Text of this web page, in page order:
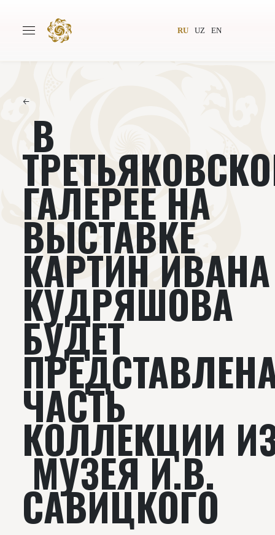
RU UZ EN
Авторы
Издательство Новости
Проекты Подкасты
Книги Видеолекторий
←
В
ГАЛЕРЕЕ НА
ВЫСТАВКЕ
КАРТИН ИВАНА
КУДРЯШОВА
БУДЕТ
ЧАСТЬ
КОЛЛЕКЦИИ
МУЗЕЯ И.В.
САВИЦКОГО